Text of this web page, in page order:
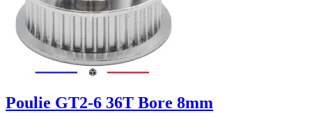
Poulie GT2-6 36T Bore 8mm